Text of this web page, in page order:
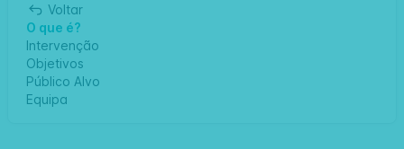
Voltar
O que é?
Intervenção
Objetivos
Público Alvo
Equipa